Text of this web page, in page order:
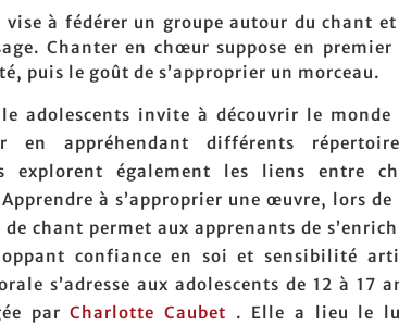
vise à fédérer un groupe autour du chant et
Chanter en chœur suppose en premier
puis le goût de s’approprier un morceau.
adolescents invite à découvrir le monde
en appréhendant différents
explorent également les liens entre
à s’approprier une œuvre, lors de
de chant permet aux apprenants de
confiance en soi et sensibilité
s’adresse aux adolescents de 12 à 17
parCharlotte Caubet . Elle a lieu le